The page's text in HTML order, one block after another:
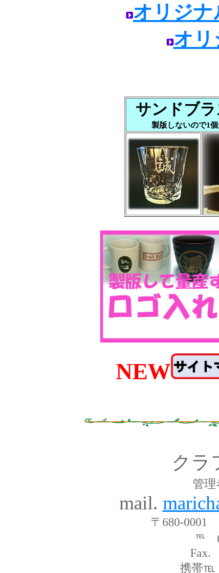
オリジ
オリ
サンドブ
製版しないので1
NEW
クラ
管
mail.
〒680-0001
℡
Fax.
携帯℡